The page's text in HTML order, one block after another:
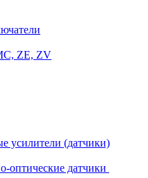
ZE, ZV
усилители (датчики)
оптические датчики